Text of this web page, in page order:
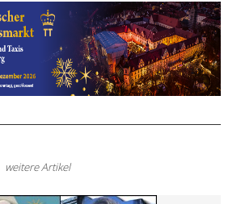
- Anzeige -
weitere Artikel